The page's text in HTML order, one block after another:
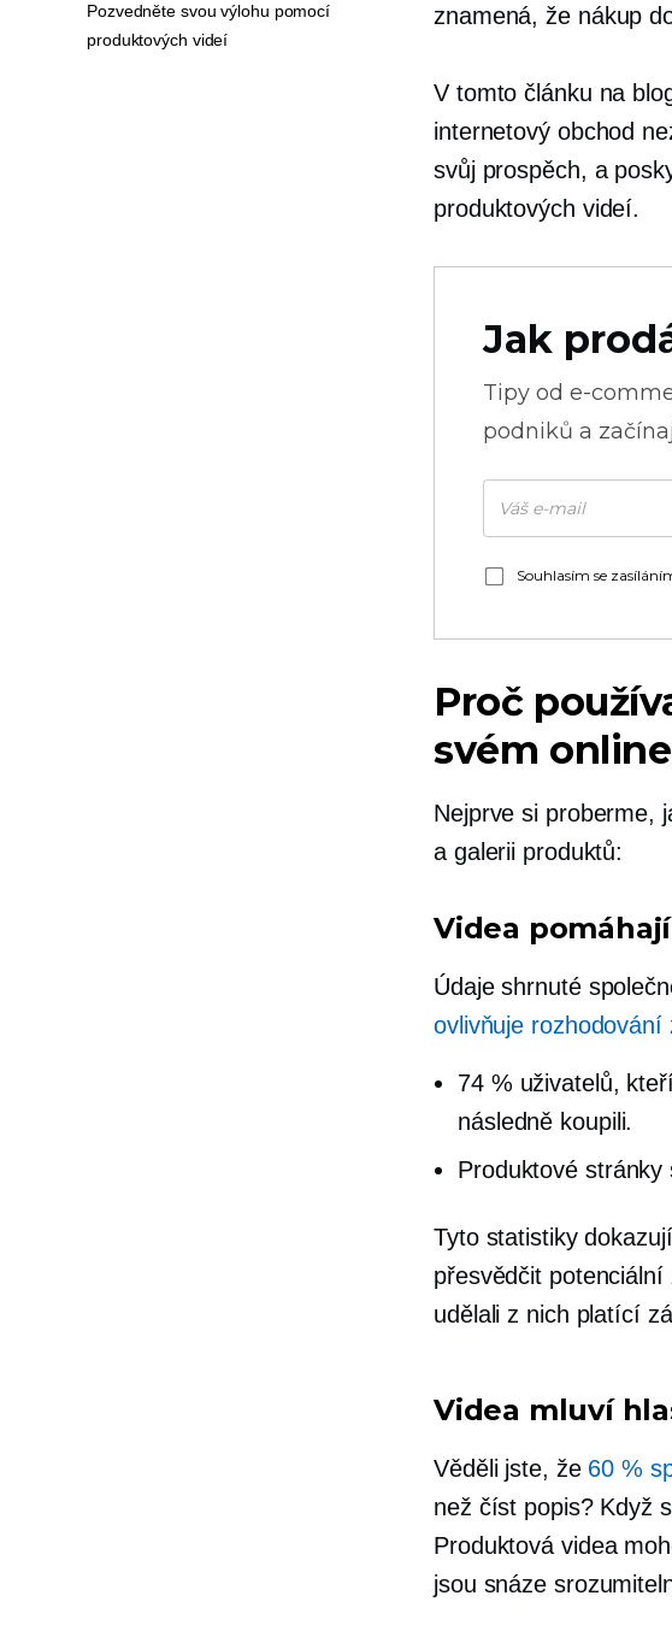
znamená, že nákup
V tomto článku na
internetový obchod
svůj prospěch, a
produktových videí.
Jak
Tipy od e-
podniků a
Souhlasím se
Proč
svém
Nejprve si proberme,
a galerii produktů:
Videa
Údaje shrnuté
ovlivňuje rozhodování
74 % uživatelů,
následně koupili.
Produktové
Tyto statistiky
přesvědčit
udělali z nich platící
Videa mluví
Věděli jste, že 60 %
než číst popis? Když
Produktová videa
jsou snáze
Pozvedněte svou výlohu pomocí
produktových videí